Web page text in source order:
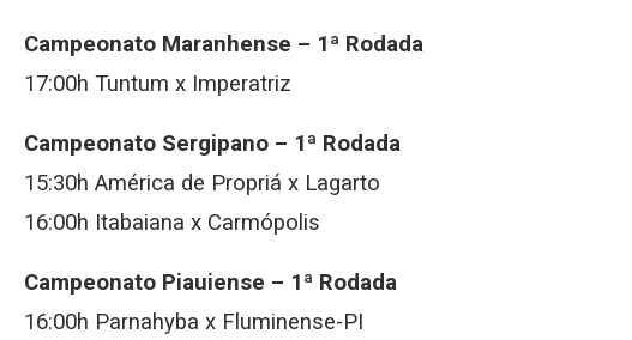
Campeonato Maranhense – 1ª Rodada
17:00h Tuntum x Imperatriz
Campeonato Sergipano – 1ª Rodada
15:30h América de Propriá x Lagarto
16:00h Itabaiana x Carmópolis
Campeonato Piauiense – 1ª Rodada
16:00h Parnahyba x Fluminense-PI